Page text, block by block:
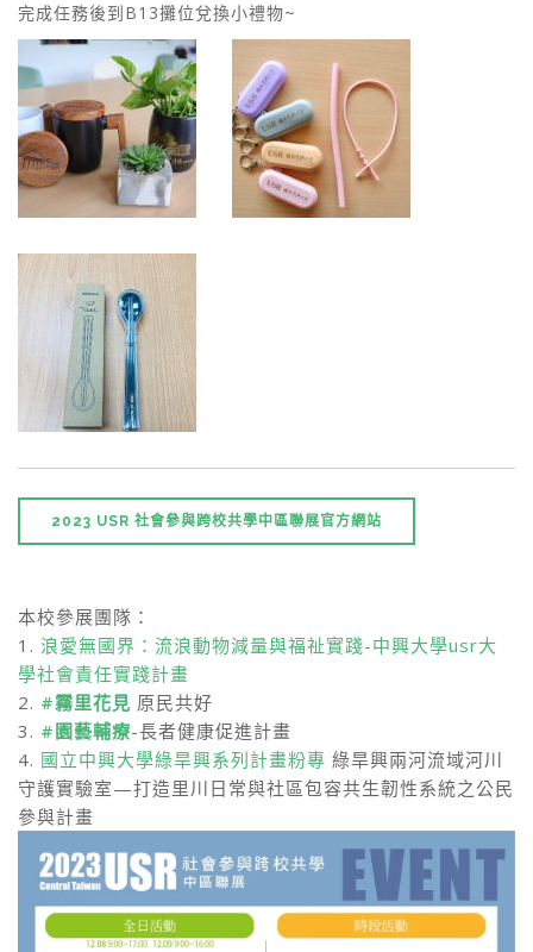
完成任務後到B13攤位兌換小禮物~
2023 USR 社會參與跨校共學中區聯展官方網站
本校參展團隊：
1. 浪愛無國界：流浪動物減量與福祉實踐-中興大學usr大
學社會責任實踐計畫
2. #霧里花見 原民共好
3. #園藝輔療-長者健康促進計畫
4. 國立中興大學綠旱興系列計畫粉專 綠旱興兩河流域河川
守護實驗室—打造里川日常與社區包容共生韌性系統之公民
參與計畫